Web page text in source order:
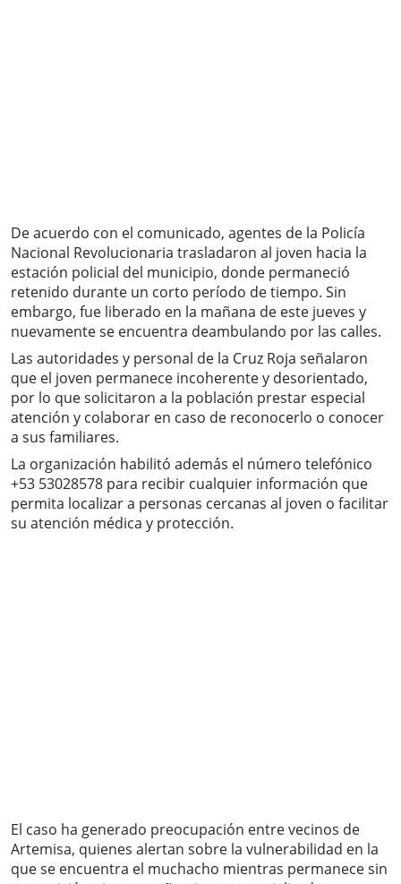
De acuerdo con el comunicado, agentes de la Policía
Nacional Revolucionaria trasladaron al joven hacia la
estación policial del municipio, donde permaneció
retenido durante un corto período de tiempo. Sin
embargo, fue liberado en la mañana de este jueves y
nuevamente se encuentra deambulando por las calles.
Las autoridades y personal de la Cruz Roja señalaron
que el joven permanece incoherente y desorientado,
por lo que solicitaron a la población prestar especial
atención y colaborar en caso de reconocerlo o conocer
a sus familiares.
La organización habilitó además el número telefónico
+53 53028578 para recibir cualquier información que
permita localizar a personas cercanas al joven o facilitar
su atención médica y protección.
El caso ha generado preocupación entre vecinos de
Artemisa, quienes alertan sobre la vulnerabilidad en la
que se encuentra el muchacho mientras permanece sin